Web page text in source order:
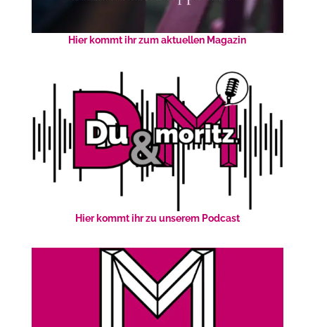
Hier kommt ihr zum aktuellen Magazin
Hier kommt ihr zu unserem Podcast